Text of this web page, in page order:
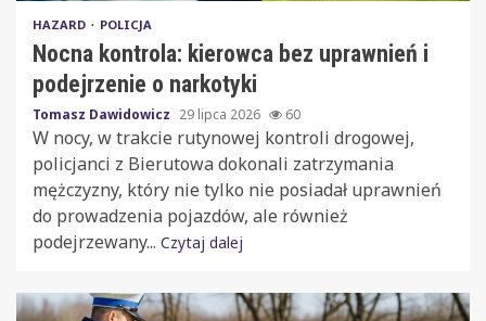
HAZARD POLICJA
Nocna kontrola: kierowca bez uprawnień i
podejrzenie o narkotyki
Tomasz Dawidowicz 29 lipca 2026 60
W nocy, w trakcie rutynowej kontroli drogowej,
policjanci z Bierutowa dokonali zatrzymania
mężczyzny, który nie tylko nie posiadał uprawnień
do prowadzenia pojazdów, ale również
podejrzewany... Czytaj dalej